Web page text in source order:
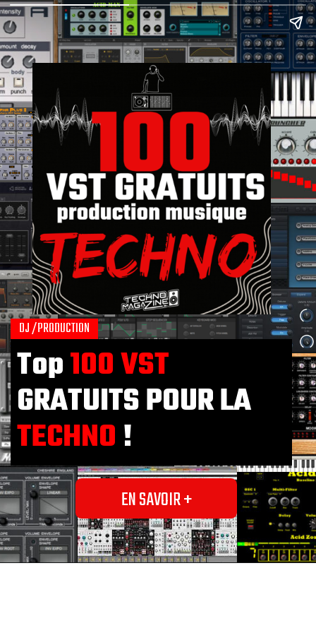
DJ /PRODUCTION
Top100 VST
GRATUITS POUR LA
TECHNO!
EN SAVOIR +